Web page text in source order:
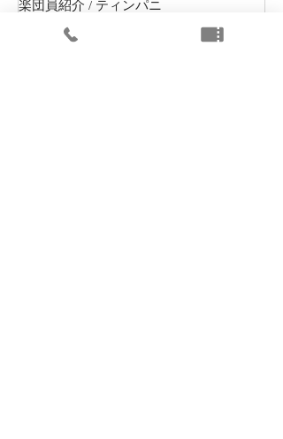
楽団員紹介 / ティンパニ
楽団員紹介 / パーカッション
オーディション・採用情報